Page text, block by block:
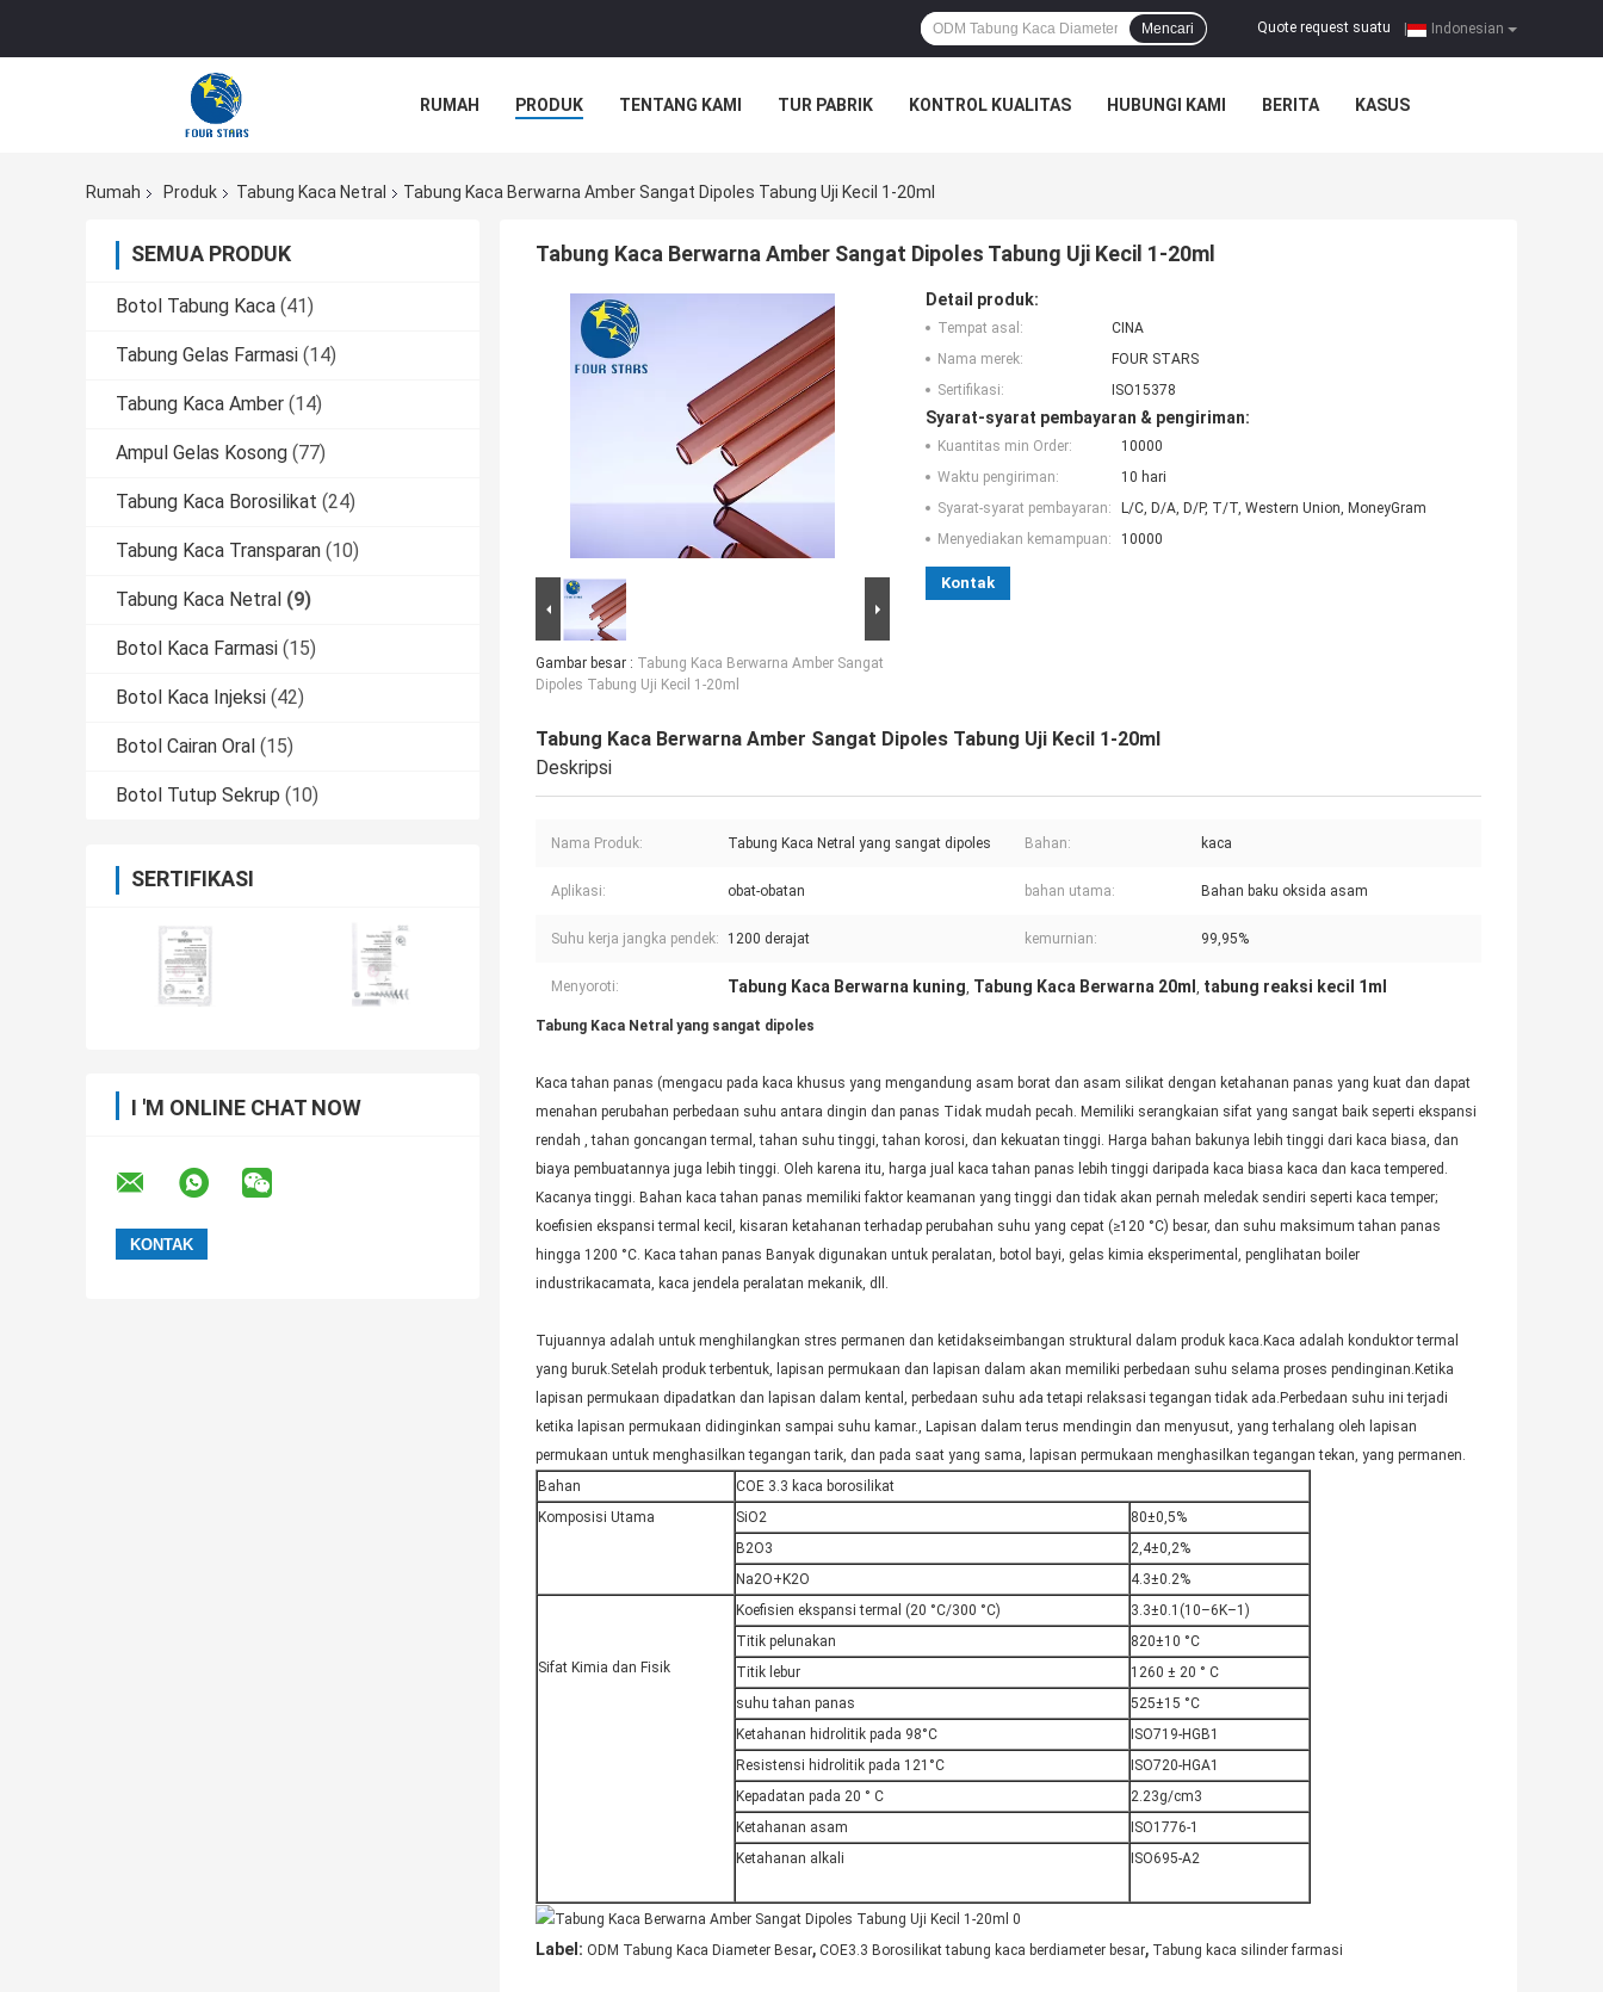
Indonesian
Quote request suatu
Mencari
RUMAH PRODUK TENTANG KAMI TUR PABRIK KONTROL KUALITAS HUBUNGI KAMI BERITA KASUS
Rumah Produk Tabung Kaca Netral Tabung Kaca Berwarna Amber Sangat Dipoles Tabung Uji Kecil 1-20ml
SEMUA PRODUK
Botol Tabung Kaca (41)
Tabung Gelas Farmasi (14)
Tabung Kaca Amber (14)
Ampul Gelas Kosong (77)
Tabung Kaca Borosilikat (24)
Tabung Kaca Transparan (10)
Tabung Kaca Netral (9)
Botol Kaca Farmasi (15)
Botol Kaca Injeksi (42)
Botol Cairan Oral (15)
Botol Tutup Sekrup (10)
SERTIFIKASI
I 'M ONLINE CHAT NOW
Tabung Kaca Berwarna Amber Sangat Dipoles Tabung Uji Kecil 1-20ml
Gambar besar : Tabung Kaca Berwarna Amber Sangat
Dipoles Tabung Uji Kecil 1-20ml
Detail produk:
Tempat asal:
CINA
Nama merek:
FOUR STARS
Sertifikasi:
ISO15378
Syarat-syarat pembayaran & pengiriman:
Kuantitas min Order:
10000
Waktu pengiriman:
10 hari
Syarat-syarat pembayaran:
L/C, D/A, D/P, T/T, Western Union, MoneyGram
Menyediakan kemampuan:
10000
Kontak
Tabung Kaca Berwarna Amber Sangat Dipoles Tabung Uji Kecil 1-20ml
Deskripsi
Nama Produk: Tabung Kaca Netral yang sangat dipoles Bahan: kaca
Aplikasi: obat-obatan bahan utama: Bahan baku oksida asam
Suhu kerja jangka pendek: 1200 derajat kemurnian: 99,95%
Menyoroti: Tabung Kaca Berwarna kuning, Tabung Kaca Berwarna 20ml , tabung reaksi kecil 1ml
Tabung Kaca Netral yang sangat dipoles
Kaca tahan panas (mengacu pada kaca khusus yang mengandung asam borat dan asam silikat dengan ketahanan panas yang kuat dan dapat
menahan perubahan perbedaan suhu antara dingin dan panas Tidak mudah pecah. Memiliki serangkaian sifat yang sangat baik seperti ekspansi
rendah , tahan goncangan termal, tahan suhu tinggi, tahan korosi, dan kekuatan tinggi. Harga bahan bakunya lebih tinggi dari kaca biasa, dan
biaya pembuatannya juga lebih tinggi. Oleh karena itu, harga jual kaca tahan panas lebih tinggi daripada kaca biasa kaca dan kaca tempered.
Kacanya tinggi. Bahan kaca tahan panas memiliki faktor keamanan yang tinggi dan tidak akan pernah meledak sendiri seperti kaca temper;
koefisien ekspansi termal kecil, kisaran ketahanan terhadap perubahan suhu yang cepat (≥120 °C) besar, dan suhu maksimum tahan panas
hingga 1200 °C. Kaca tahan panas Banyak digunakan untuk peralatan, botol bayi, gelas kimia eksperimental, penglihatan boiler
industrikacamata, kaca jendela peralatan mekanik, dll.
Tujuannya adalah untuk menghilangkan stres permanen dan ketidakseimbangan struktural dalam produk kaca.Kaca adalah konduktor termal
yang buruk.Setelah produk terbentuk, lapisan permukaan dan lapisan dalam akan memiliki perbedaan suhu selama proses pendinginan.Ketika
lapisan permukaan dipadatkan dan lapisan dalam kental, perbedaan suhu ada tetapi relaksasi tegangan tidak ada.Perbedaan suhu ini terjadi
ketika lapisan permukaan didinginkan sampai suhu kamar., Lapisan dalam terus mendingin dan menyusut, yang terhalang oleh lapisan
permukaan untuk menghasilkan tegangan tarik, dan pada saat yang sama, lapisan permukaan menghasilkan tegangan tekan, yang permanen.
Bahan
COE 3.3 kaca borosilikat
Komposisi Utama
SiO2
80±0,5%
B2O3
2,4±0,2%
Na2O+K2O
4.3±0.2%
Sifat Kimia dan Fisik
Koefisien ekspansi termal (20 °C/300 °C)
3.3±0.1(10–6K–1)
Titik pelunakan
820±10 °C
Titik lebur
1260 ± 20 ° C
suhu tahan panas
525±15 °C
Ketahanan hidrolitik pada 98°C
ISO719-HGB1
Resistensi hidrolitik pada 121°C
ISO720-HGA1
Kepadatan pada 20 ° C
2.23g/cm3
Ketahanan asam
ISO1776-1
Ketahanan alkali
ISO695-A2
Label: ODM Tabung Kaca Diameter Besar, COE3.3 Borosilikat tabung kaca berdiameter besar, Tabung kaca silinder farmasi